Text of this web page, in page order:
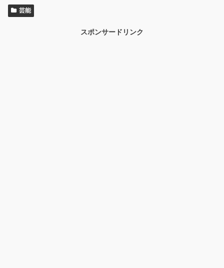
芸能
スポンサードリンク